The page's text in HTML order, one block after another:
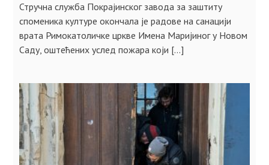
Стручна служба Покрајинског завода за заштиту
споменика културе окончала је радове на санацији
врата Римокатоличке цркве Имена Маријиног у Новом
Саду, оштећених услед пожара који […]